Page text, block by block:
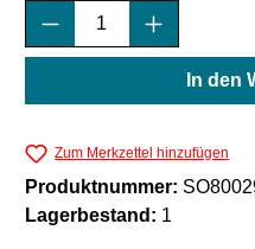
Produkt Anzahl:
In den
Zum Merkzettel hinzufügen
Produktnummer:
Lagerbestand: 1